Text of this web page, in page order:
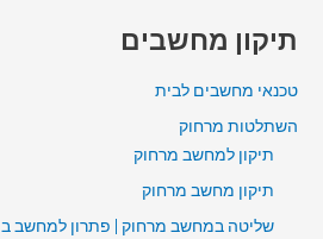
תיקון מחשבים
טכנאי מחשבים לבית
השתלטות מרחוק
תיקון למחשב מרחוק
תיקון מחשב מרחוק
שליטה במחשב מרחוק | פתרון למחשב ב 99 ₪